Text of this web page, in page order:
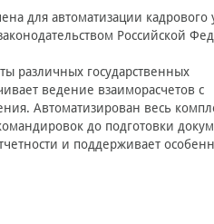
для автоматизации кадрового
Российской
различных государственных
ведение взаиморасчетов с
Автоматизирован весь
до подготовки
и поддерживает